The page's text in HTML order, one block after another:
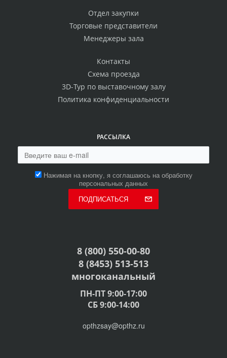
Отдел закупки
Торговые представители
Менеджеры зала
Контакты
Схема проезда
3D-Тур по выставочному залу
Политика конфиденциальности
РАССЫЛКА
Нажимая на кнопку, я соглашаюсь на обработку
персональных данных
ПОДПИСАТЬСЯ
8 (800) 550-00-80
8 (8453) 513-513
многоканальный
ПН-ПТ 9:00-17:00
СБ 9:00-14:00
opthzsay@opthz.ru